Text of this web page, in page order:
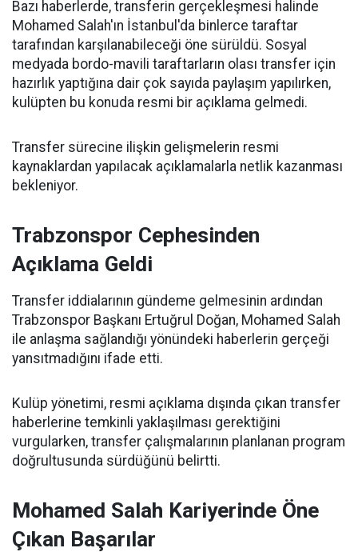
Bazı haberlerde, transferin gerçekleşmesi halinde
Mohamed Salah'ın İstanbul'da binlerce taraftar
tarafından karşılanabileceği öne sürüldü. Sosyal
medyada bordo-mavili taraftarların olası transfer için
hazırlık yaptığına dair çok sayıda paylaşım yapılırken,
kulüpten bu konuda resmi bir açıklama gelmedi.
Transfer sürecine ilişkin gelişmelerin resmi
kaynaklardan yapılacak açıklamalarla netlik kazanması
bekleniyor.
Trabzonspor Cephesinden
Açıklama Geldi
Transfer iddialarının gündeme gelmesinin ardından
Trabzonspor Başkanı Ertuğrul Doğan, Mohamed Salah
ile anlaşma sağlandığı yönündeki haberlerin gerçeği
yansıtmadığını ifade etti.
Kulüp yönetimi, resmi açıklama dışında çıkan transfer
haberlerine temkinli yaklaşılması gerektiğini
vurgularken, transfer çalışmalarının planlanan program
doğrultusunda sürdüğünü belirtti.
Mohamed Salah Kariyerinde Öne
Çıkan Başarılar